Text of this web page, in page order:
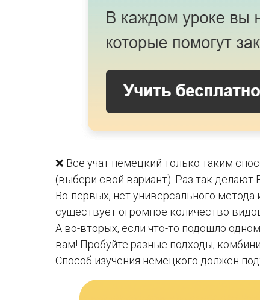
❌ Все учат немецкий только таким
(выбери свой вариант). Раз так делают
Во-первых, нет универсального
существует огромное количество
А во-вторых, если что-то подошло
вам! Пробуйте разные подходы,
Способ изучения немецкого должен